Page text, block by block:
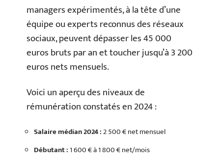
managers expérimentés, à la tête d’une
équipe ou experts reconnus des réseaux
sociaux, peuvent dépasser les 45 000
euros bruts par an et toucher jusqu’à 3 200
euros nets mensuels.
Voici un aperçu des niveaux de
rémunération constatés en 2024 :
Salaire médian 2024 :2 500 € net mensuel
Débutant : 1 600 € à 1 800 € net/mois